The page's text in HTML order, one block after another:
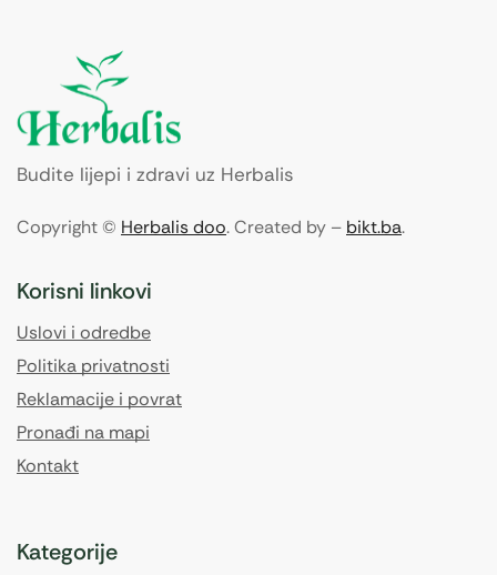
Budite lijepi i zdravi uz Herbalis
Copyright © Herbalis doo. Created by – bikt.ba.
Korisni linkovi
Uslovi i odredbe
Politika privatnosti
Reklamacije i povrat
Pronađi na mapi
Kontakt
Kategorije